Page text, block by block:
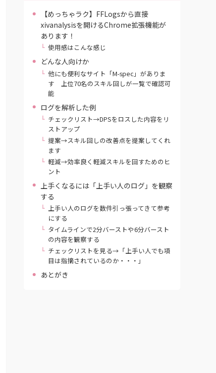
【めっちゃラク】FFLogsから直接
xivanalysisを開けるChrome拡張機能が
あります！
使用感はこんな感じ
どんな人向けか
他にも便利なサイト「M-spec」がありま
す 上位70名のスキル回しが一覧で確認可
能
ログを解析した例
チェックリスト→DPSをロスした内容をリ
ストアップ
提案→スキル回しの改善点を提案してくれ
ます
軽減→効率良く軽減スキルを回すためのヒ
ント
上手くなるには「上手い人のログ」を観察
する
上手い人のログを数件引っ張ってきて参考
にする
タイムラインで2分バーストや6分バースト
の内容を観察する
チェックリストを見る→「上手い人でも項
目は指摘されているのか・・・」
あとがき